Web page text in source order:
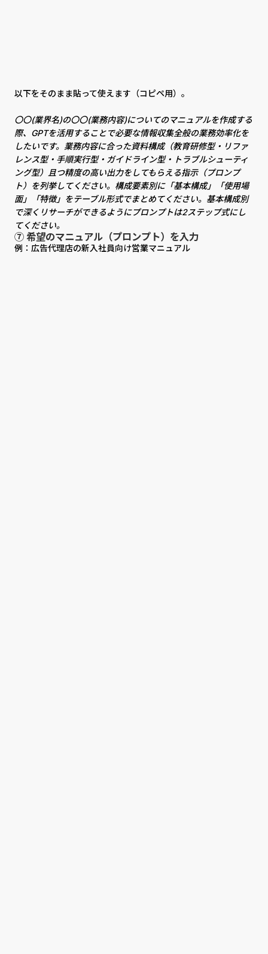
以下をそのまま貼って使えます（コピペ用）。
〇〇(業界名)の〇〇(業務内容)についてのマニュアルを作成する
際、GPTを活用することで必要な情報収集全般の業務効率化を
したいです。業務内容に合った資料構成（教育研修型・リファ
レンス型・手順実行型・ガイドライン型・トラブルシューティ
ング型）且つ精度の高い出力をしてもらえる指示（プロンプ
ト）を列挙してください。構成要素別に「基本構成」「使用場
面」「特徴」をテーブル形式でまとめてください。基本構成別
で深くリサーチができるようにプロンプトは2ステップ式にし
てください。
⑦ 希望のマニュアル（プロンプト）を入力
例：広告代理店の新入社員向け営業マニュアル